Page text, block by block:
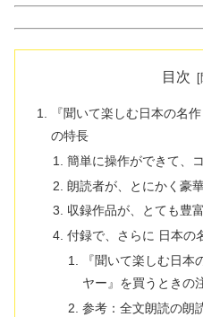
目次
『聞いて楽しむ日本の名
の特長
簡単に操作ができて、
朗読者が、とにかく豪華
収録作品が、とても豊富
付録で、さらに 日本の
『聞いて楽しむ日
ヤー』を買うときの
参考：全文朗読の朗